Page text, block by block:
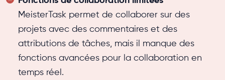
MeisterTask permet de collaborer sur des
projets avec des commentaires et des
attributions de tâches, mais il manque des
fonctions avancées pour la collaboration en
temps réel.